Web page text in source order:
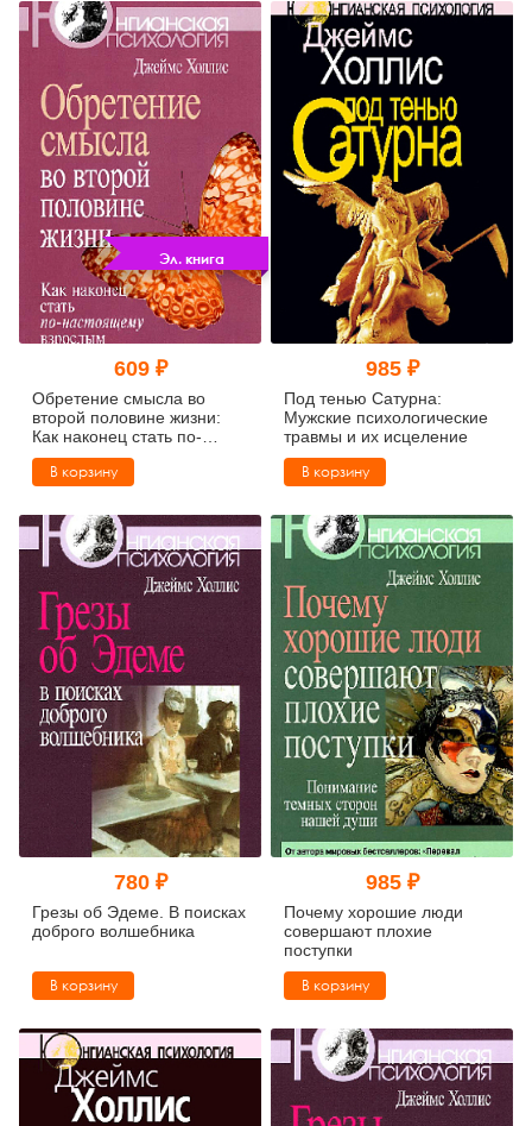
Эл. книга
609 ₽
Обретение смысла во
второй половине жизни:
Как наконец стать по-
настоящему взрослым
(pdf)
В корзину
985 ₽
Под тенью Сатурна:
Мужские психологические
травмы и их исцеление
В корзину
780 ₽
Грезы об Эдеме. В поисках
доброго волшебника
В корзину
985 ₽
Почему хорошие люди
совершают плохие
поступки
В корзину